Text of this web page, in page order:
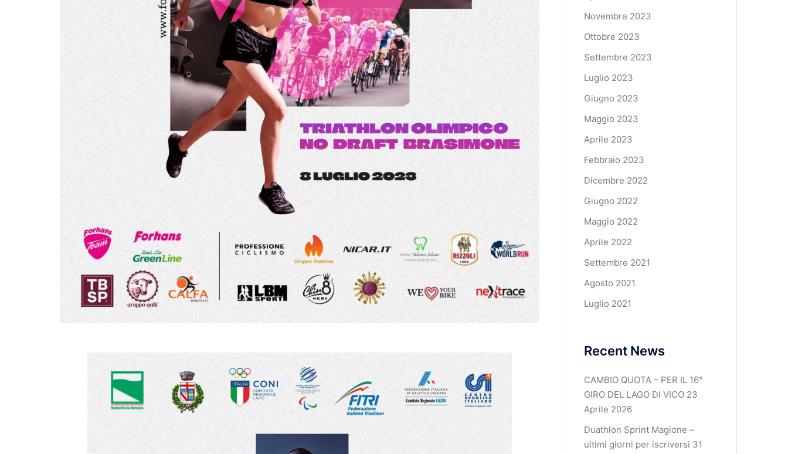
Novembre 2023
Ottobre 2023
Settembre 2023
Luglio 2023
Giugno 2023
Maggio 2023
Aprile 2023
Febbraio 2023
Dicembre 2022
Giugno 2022
Maggio 2022
Aprile 2022
Settembre 2021
Agosto 2021
Luglio 2021
Recent News
CAMBIO QUOTA – PER IL 16°
GIRO DEL LAGO DI VICO 23
Aprile 2026
Duathlon Sprint Magione –
ultimi giorni per iscriversi 31